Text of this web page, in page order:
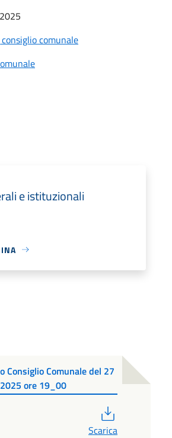
2025
comunale
e istituzionali
Consiglio Comunale del 27
ore 19_00
Scarica